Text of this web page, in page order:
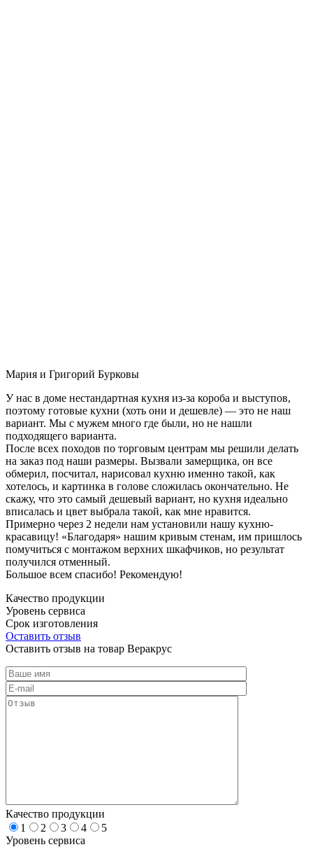
Мария и Григорий Бурковы
У нас в доме нестандартная кухня из-за короба и выступов,
поэтому готовые кухни (хоть они и дешевле) — это не наш
вариант. Мы с мужем много где были, но не нашли
подходящего варианта.
После всех походов по торговым центрам мы решили делать
на заказ под наши размеры. Вызвали замерщика, он все
обмерил, посчитал, нарисовал кухню именно такой, как
хотелось, и картинка в голове сложилась окончательно. Не
скажу, что это самый дешевый вариант, но кухня идеально
вписалась и цвет выбрала такой, как мне нравится.
Примерно через 2 недели нам установили нашу кухню-
красавицу! «Благодаря» нашим кривым стенам, им пришлось
помучиться с монтажом верхних шкафчиков, но результат
получился отменный.
Большое всем спасибо! Рекомендую!
Качество продукции
Уровень сервиса
Срок изготовления
Оставить отзыв
Оставить отзыв на товар Веракрус
Качество продукции
1
2 3 4
5
Уровень сервиса